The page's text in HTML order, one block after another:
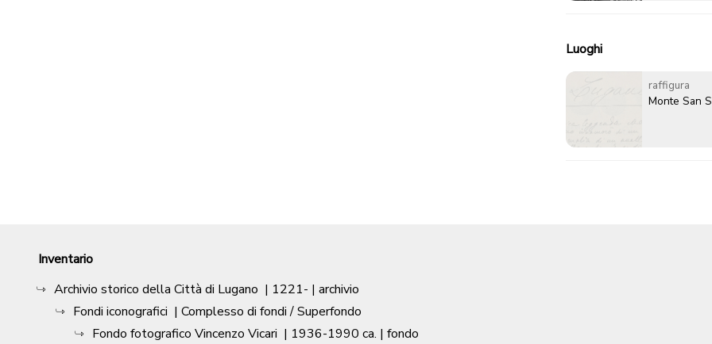
Luoghi
raffigura
Monte San
Inventario
Archivio storico della Città di Lugano | 1221- | archivio
Fondi iconografici | Complesso di fondi / Superfondo
Fondo fotografico Vincenzo Vicari | 1936-1990 ca. | fondo